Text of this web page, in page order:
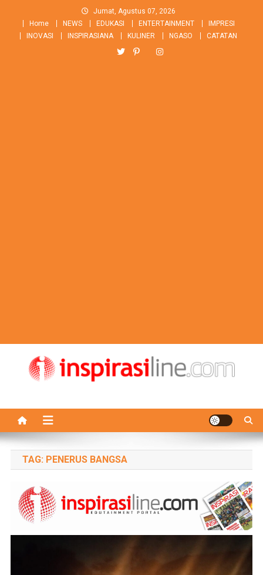
content
Jumat, Agustus 07, 2026
Home
NEWS EDUKASI ENTERTAINMENT
IMPRESI
INOVASI
INSPIRASIANA KULINER NGASO CATATAN
TAG: PENERUS BANGSA